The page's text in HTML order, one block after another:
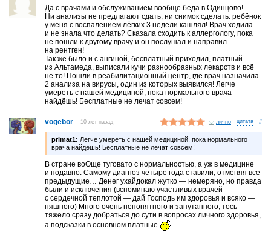
Да с врачами и обслуживанием вообще беда в Одинцово!
Ни анализы не предлагают сдать, ни снимок сделать. ребёнок
у меня с воспалением лёгких 3 недели кашлял! Врач ходила
и не знала что делать? Сказала сходить к аллергологу, пока
не пошли к другому врачу и он послушал и направил
на рентген!
Так же было и с ангиной, бесплатный приходил, платный
из Альтамеда, выписали кучи разнообразных лекарств и всё
не то! Пошли в реабилитационный центр, где врач назначила
2 анализа на вирусы, один из которых выявился! Легче
умереть с нашей медициной, пока нормального врача
найдёшь! Бесплатные не лечат совсем!
vogebor 10 лет назад лично #
primat1: Легче умереть с нашей медициной, пока нормального
врача найдёшь! Бесплатные не лечат совсем!
В стране воОще туговато с нормальностью, а уж в медицине
и подавно. Самому диагноз четыре года ставили, отменяя все
предыдущие… Денег ухайдокал жутко — немеряно, но правда
были и исключения (вспоминаю участливых врачей
с сердечной теплотой — дай Господь им здоровья и всяко —
няшного) Много очень непонятного и запутанного, тось
тяжело сразу добраться до сути в вопросах личного здоровья,
а подсказки в основном платные